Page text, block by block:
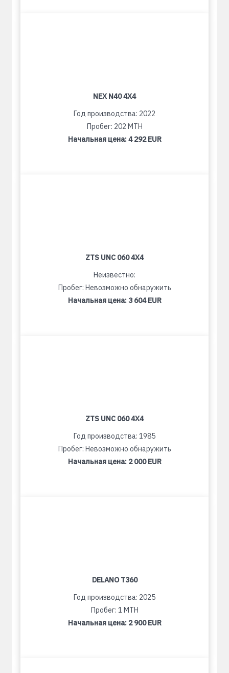
NEX N40 4X4
Год производства: 2022
Пробег: 202 MTH
Начальная цена:4 292 EUR
ZTS UNC 060 4X4
Неизвестно:
Пробег: Невозможно обнаружить
Начальная цена: 3 604 EUR
ZTS UNC 060 4X4
Год производства: 1985
Пробег: Невозможно обнаружить
Начальная цена: 2 000 EUR
DELANO T360
Год производства: 2025
Пробег: 1 MTH
Начальная цена: 2 900 EUR